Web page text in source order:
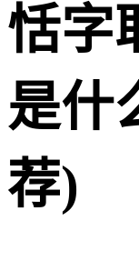
恬字
是什
荐)